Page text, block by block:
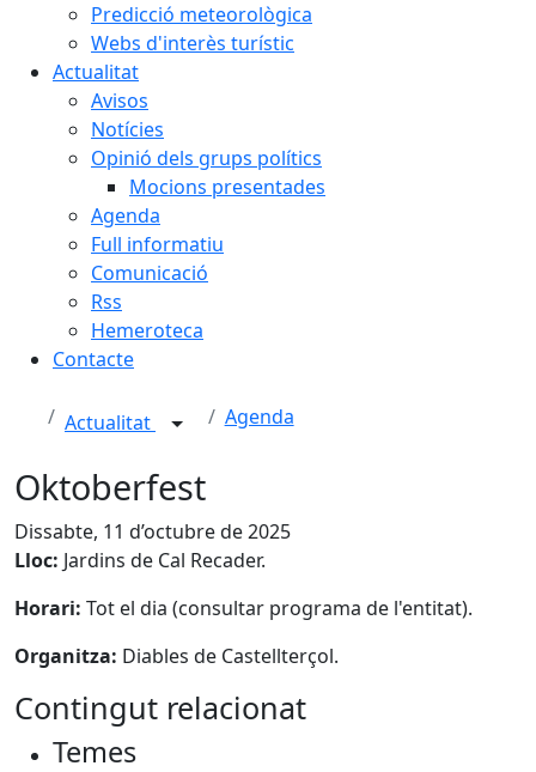
Predicció meteorològica
Webs d'interès turístic
Actualitat
Avisos
Notícies
Opinió dels grups polítics
Mocions presentades
Agenda
Full informatiu
Comunicació
Rss
Hemeroteca
Contacte
Actualitat Agenda
Oktoberfest
Dissabte, 11 d’octubre de 2025
Lloc: Jardins de Cal Recader.
Horari: Tot el dia (consultar programa de l'entitat).
Organitza: Diables de Castellterçol.
Contingut relacionat
Temes